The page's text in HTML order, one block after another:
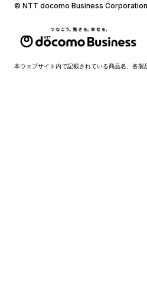
© NTT docomo Business Corporation
本ウェブサイト内で記載されている商品名、各製